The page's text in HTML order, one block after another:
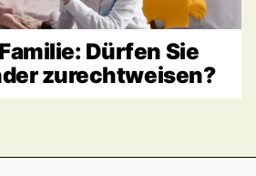
Dürfen Sie
zurechtweisen?